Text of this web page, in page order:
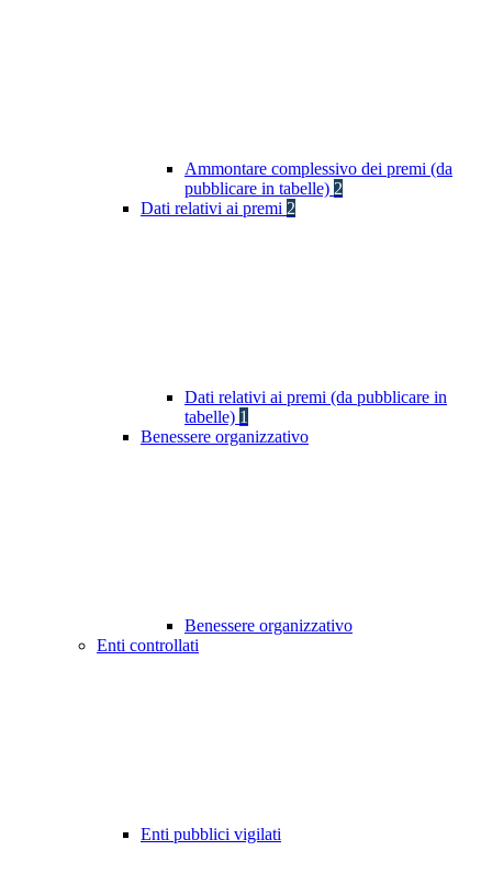
Ammontare complessivo dei premi (da
pubblicare in tabelle) 2
Dati relativi ai premi 2
Dati relativi ai premi (da pubblicare in
tabelle) 1
Benessere organizzativo
Benessere organizzativo
Enti controllati
Enti pubblici vigilati